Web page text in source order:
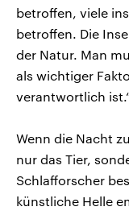
betroffen, viele
betroffen. Die
der Natur. Man
als wichtiger
verantwortlich
Wenn die Nacht
nur das Tier,
Schlafforscher
künstliche Helle